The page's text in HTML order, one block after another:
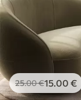
25.00€15.00 €